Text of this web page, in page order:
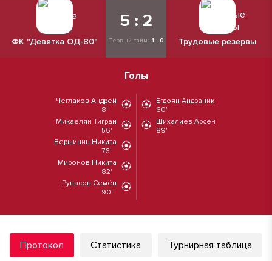
ФК "Девятка ОД-80"
5 : 2
Первый тайм: 1 : 0 Трудовые резервы
Голы
Чеглаков Андрей
8'
Микаелян Тигран
56'
Вершинин Никита
76'
Миронов Никита
82'
Рупасов Семён
90'
Бгдоян Андраник
60'
Шихалиев Арсен
89'
Протокол Статистика Турнирная таблица